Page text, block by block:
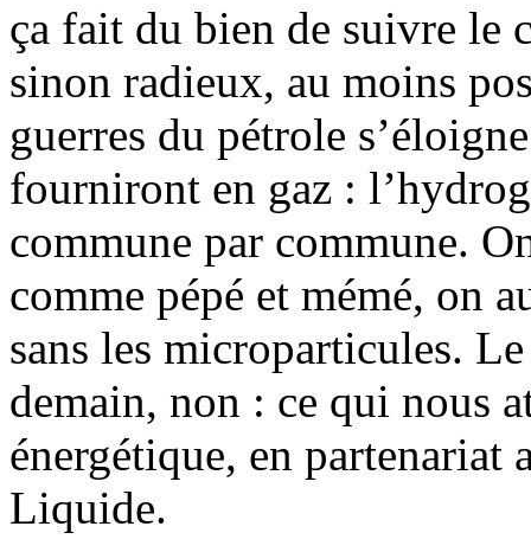
ça fait du bien de suivre le
sinon radieux, au moins
guerres du pétrole
fourniront en gaz :
commune par commune.
comme pépé et mémé, on
sans les microparticules.
demain, non : ce qui nous
énergétique, en
Liquide.